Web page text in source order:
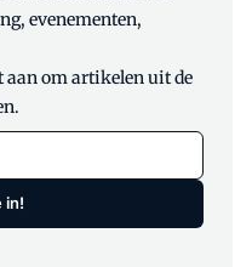
evenementen,
aan om artikelen uit de
in!